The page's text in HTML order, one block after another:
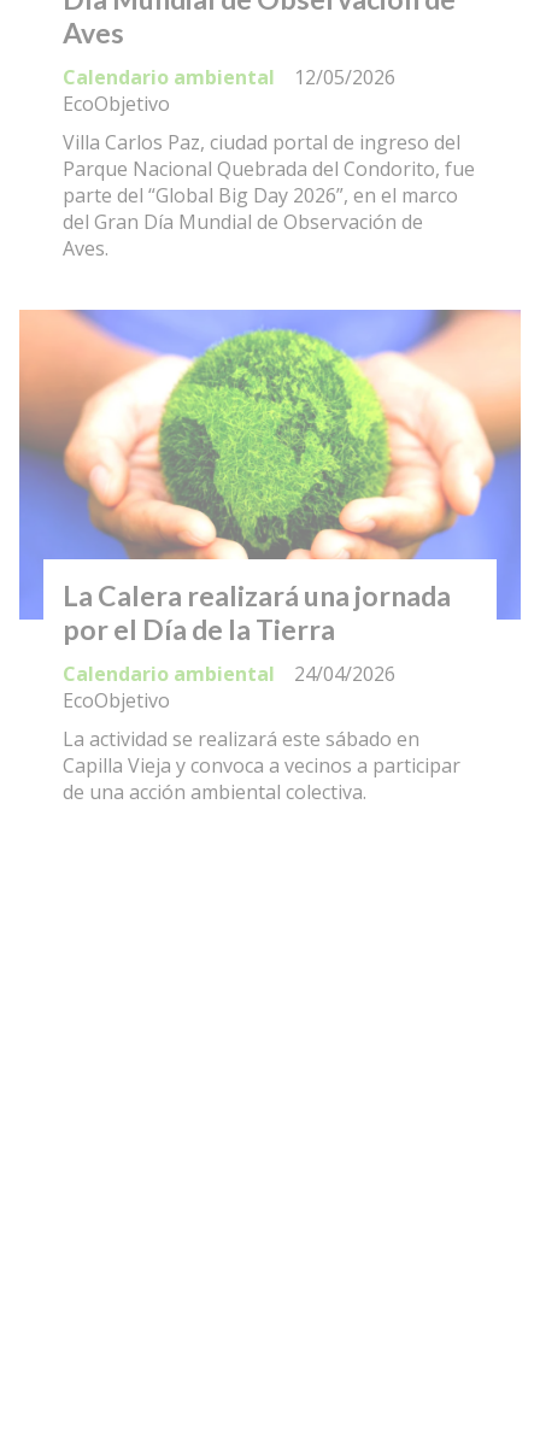
Aves
EcoObjetivo
Calendario ambiental 12/05/2026
Villa Carlos Paz, ciudad portal de ingreso del
Parque Nacional Quebrada del Condorito, fue
parte del “Global Big Day 2026”, en el marco
del Gran Día Mundial de Observación de
Aves.
La Calera realizará una jornada
por el Día de la Tierra
EcoObjetivo
Calendario ambiental 24/04/2026
La actividad se realizará este sábado en
Capilla Vieja y convoca a vecinos a participar
de una acción ambiental colectiva.